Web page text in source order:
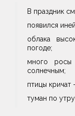
В праздник
появился
облака
погоде;
много росы
солнечным;
птицы кричат
туман по